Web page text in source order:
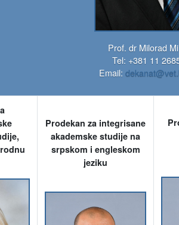
Prof. dr Milorad
Tel: +381 11
Email:
Prodekan za integrisane
akademske studije na
srpskom i engleskom
jeziku